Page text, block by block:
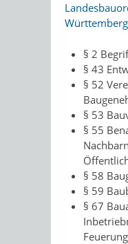
§ 2
§ 43
§ 52
§ 53
§ 55
§ 58
§ 59
§ 67